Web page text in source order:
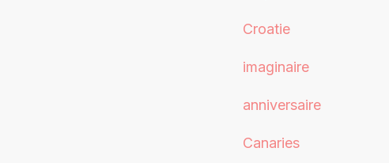
Croatie
imaginaire
anniversaire
Canaries